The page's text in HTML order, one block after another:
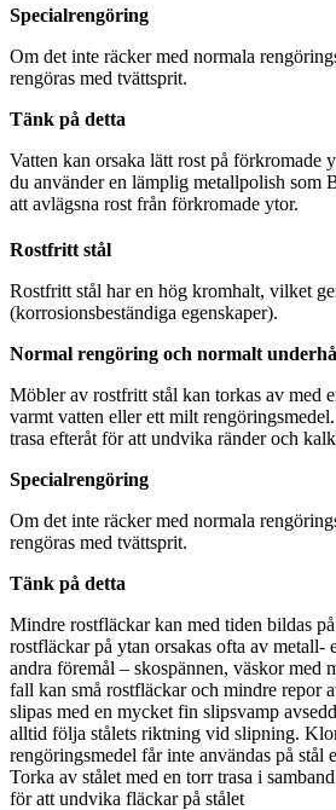
Specialrengöring
Om det inte räcker med normala
rengöras med tvättsprit.
Tänk på detta
Vatten kan orsaka lätt rost på förkromade
du använder en lämplig metallpolish som
att avlägsna rost från förkromade ytor.
Rostfritt stål
Rostfritt stål har en hög kromhalt, vilket
(korrosionsbeständiga egenskaper).
Normal rengöring och normalt
Möbler av rostfritt stål kan torkas av med
varmt vatten eller ett milt
trasa efteråt för att undvika ränder och
Specialrengöring
Om det inte räcker med normala
rengöras med tvättsprit.
Tänk på detta
Mindre rostfläckar kan med tiden bildas
rostfläckar på ytan orsakas ofta av metall-
andra föremål – skospännen, väskor med
fall kan små rostfläckar och mindre repor
slipas med en mycket fin slipsvamp
alltid följa stålets riktning vid slipning.
rengöringsmedel får inte användas på stål
Torka av stålet med en torr trasa i
för att undvika fläckar på stålet